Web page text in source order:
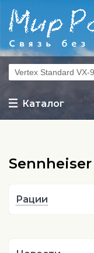
Каталог
Sennheiser
Рации